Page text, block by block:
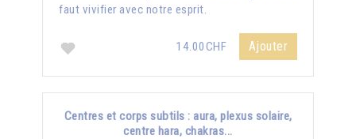
faut vivifier avec notre esprit.
14.00CHF Ajouter
Centres et corps subtils : aura, plexus solaire,
centre hara, chakras...